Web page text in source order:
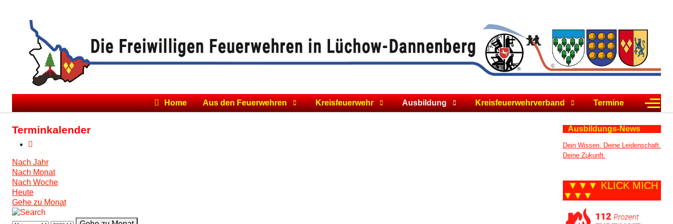
Home Aus den Feuerwehren Kreisfeuerwehr Ausbildung Kreisfeuerwehrverband Termine Off-
Terminkalender
Nach Jahr
Nach Monat
Nach Woche
Heute
Gehe zu Monat
Ausbildungs-News
Dein Wissen. Deine Leidenschaft.
Deine Zukunft.
▼▼▼ KLICK MICH
▼▼▼